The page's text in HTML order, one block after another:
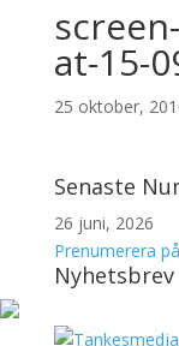
at-15-
25 oktober,
Senaste
26 juni, 2026
Prenumerera
Nyhetsbrev